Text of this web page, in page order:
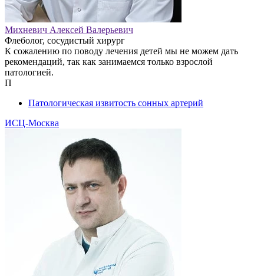
Михневич Алексей Валерьевич
Флеболог, сосудистый хирург
К сожалению по поводу лечения детей мы не можем дать
рекомендаций, так как занимаемся только взрослой
патологией.
П
Патологическая извитость сонных артерий
ИСЦ-Москва